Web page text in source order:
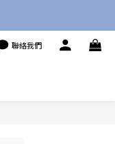
聯絡我們